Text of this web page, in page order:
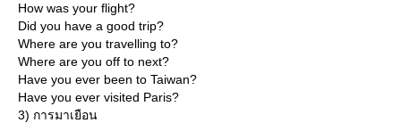
How was your flight?
Did you have a good trip?
Where are you travelling to?
Where are you off to next?
Have you ever been to Taiwan?
Have you ever visited Paris?
3) การมาเยือน